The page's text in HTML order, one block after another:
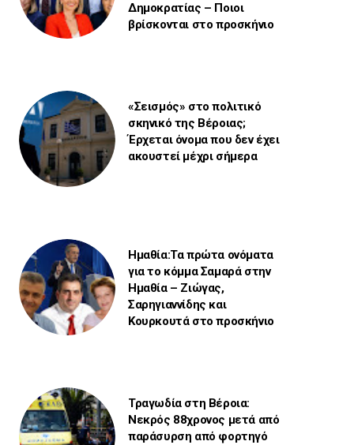
Δημοκρατίας – Ποιοι
βρίσκονται στο προσκήνιο
«Σεισμός» στο πολιτικό
σκηνικό της Βέροιας;
Έρχεται όνομα που δεν έχει
ακουστεί μέχρι σήμερα
Ημαθία:Τα πρώτα ονόματα
για το κόμμα Σαμαρά στην
Ημαθία – Ζιώγας,
Σαρηγιαννίδης και
Κουρκουτά στο προσκήνιο
Τραγωδία στη Βέροια:
Νεκρός 88χρονος μετά από
παράσυρση από φορτηγό